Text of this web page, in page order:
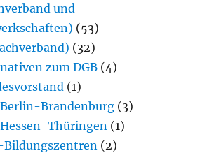
und
(53)
(32)
zum DGB (4)
(1)
Berlin-Brandenburg (3)
Hessen-Thüringen (1)
Bildungszentren (2)